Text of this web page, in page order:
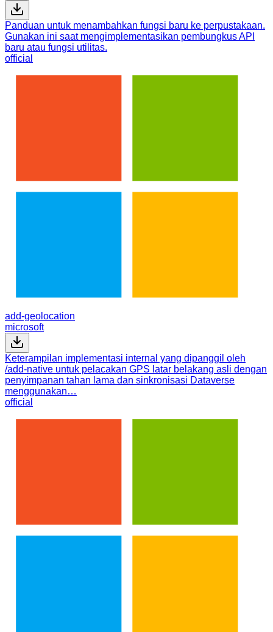
Panduan untuk menambahkan fungsi baru ke perpustakaan.
Gunakan ini saat mengimplementasikan pembungkus API
baru atau fungsi utilitas.
official
add-geolocation
microsoft
Keterampilan implementasi internal yang dipanggil oleh
/add-native untuk pelacakan GPS latar belakang asli dengan
penyimpanan tahan lama dan sinkronisasi Dataverse
menggunakan…
official